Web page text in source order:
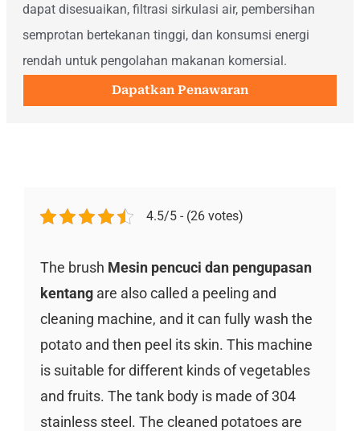
dapat disesuaikan, filtrasi sirkulasi air, pembersihan
semprotan bertekanan tinggi, dan konsumsi energi
rendah untuk pengolahan makanan komersial.
Dapatkan Penawaran
4.5/5 - (26 votes)
The brush Mesin pencuci dan pengupasan
kentang are also called a peeling and
cleaning machine, and it can fully wash the
potato and then peel its skin. This machine
is suitable for different kinds of vegetables
and fruits. The tank body is made of 304
stainless steel. The cleaned potatoes are